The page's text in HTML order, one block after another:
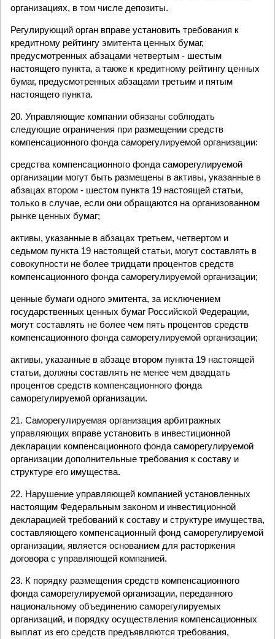
организациях, в том числе депозиты.
Регулирующий орган вправе установить требования к
кредитному рейтингу эмитента ценных бумаг,
предусмотренных абзацами четвертым - шестым
настоящего пункта, а также к кредитному рейтингу ценных
бумаг, предусмотренных абзацами третьим и пятым
настоящего пункта.
20. Управляющие компании обязаны соблюдать
следующие ограничения при размещении средств
компенсационного фонда саморегулируемой организации:
средства компенсационного фонда саморегулируемой
организации могут быть размещены в активы, указанные в
абзацах втором - шестом пункта 19 настоящей статьи,
только в случае, если они обращаются на организованном
рынке ценных бумаг;
активы, указанные в абзацах третьем, четвертом и
седьмом пункта 19 настоящей статьи, могут составлять в
совокупности не более тридцати процентов средств
компенсационного фонда саморегулируемой организации;
ценные бумаги одного эмитента, за исключением
государственных ценных бумаг Российской Федерации,
могут составлять не более чем пять процентов средств
компенсационного фонда саморегулируемой организации;
активы, указанные в абзаце втором пункта 19 настоящей
статьи, должны составлять не менее чем двадцать
процентов средств компенсационного фонда
саморегулируемой организации.
21. Саморегулируемая организация арбитражных
управляющих вправе установить в инвестиционной
декларации компенсационного фонда саморегулируемой
организации дополнительные требования к составу и
структуре его имущества.
22. Нарушение управляющей компанией установленных
настоящим Федеральным законом и инвестиционной
декларацией требований к составу и структуре имущества,
составляющего компенсационный фонд саморегулируемой
организации, является основанием для расторжения
договора с управляющей компанией.
23. К порядку размещения средств компенсационного
фонда саморегулируемой организации, переданного
национальному объединению саморегулируемых
организаций, и порядку осуществления компенсационных
выплат из его средств предъявляются требования,